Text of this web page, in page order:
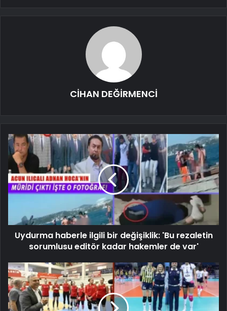
CİHAN DEĞİRMENCİ
Uydurma haberle ilgili bir değişiklik: 'Bu rezaletin
sorumlusu editör kadar hakemler de var'